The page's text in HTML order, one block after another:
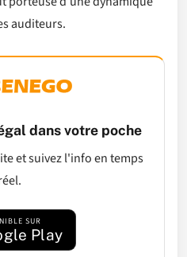
auditeurs.
dans votre poche
et suivez l'info en temps
SUR
Play